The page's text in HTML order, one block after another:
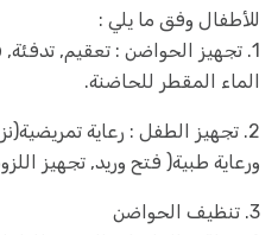
للأطفال وفق ما يلي :
1. تجهيز الحواضن : تعقيم,
الماء المقطر للحاضنة.
2. تجهيز الطفل : رعاية
ورعاية طبية( فتح وريد, تجهيز
3. تنظيف الحواضن